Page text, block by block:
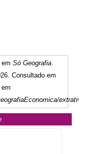
emSó Geografia
Consultado em